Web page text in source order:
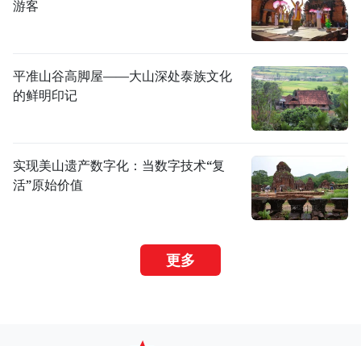
游客
平准山谷高脚屋——大山深处泰族文化
的鲜明印记
实现美山遗产数字化：当数字技术“复
活”原始价值
更多